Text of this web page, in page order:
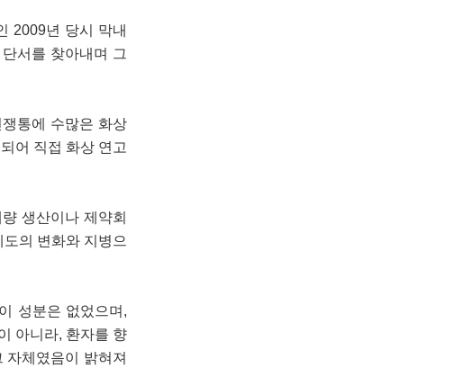
2009년 당시 막내
서를 찾아내며 그
통에 수많은 화상
어 직접 화상 연고
생산이나 제약회
의 변화와 지병으
성분은 없었으며,
아니라, 환자를 향
자체였음이 밝혀져